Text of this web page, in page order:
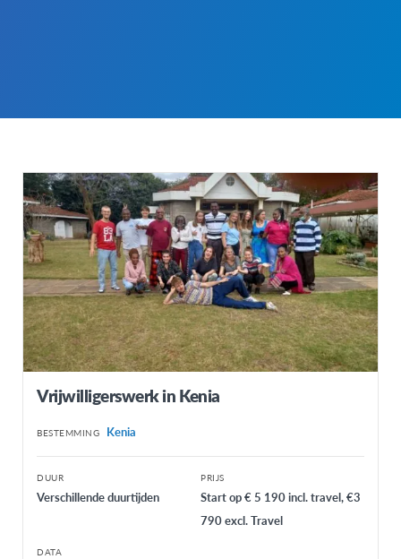
Vrijwilligerswerk in Kenia
BESTEMMING Kenia
DUUR
Verschillende duurtijden
PRIJS
Start op € 5 190 incl. travel, €3
790 excl. Travel
DATA